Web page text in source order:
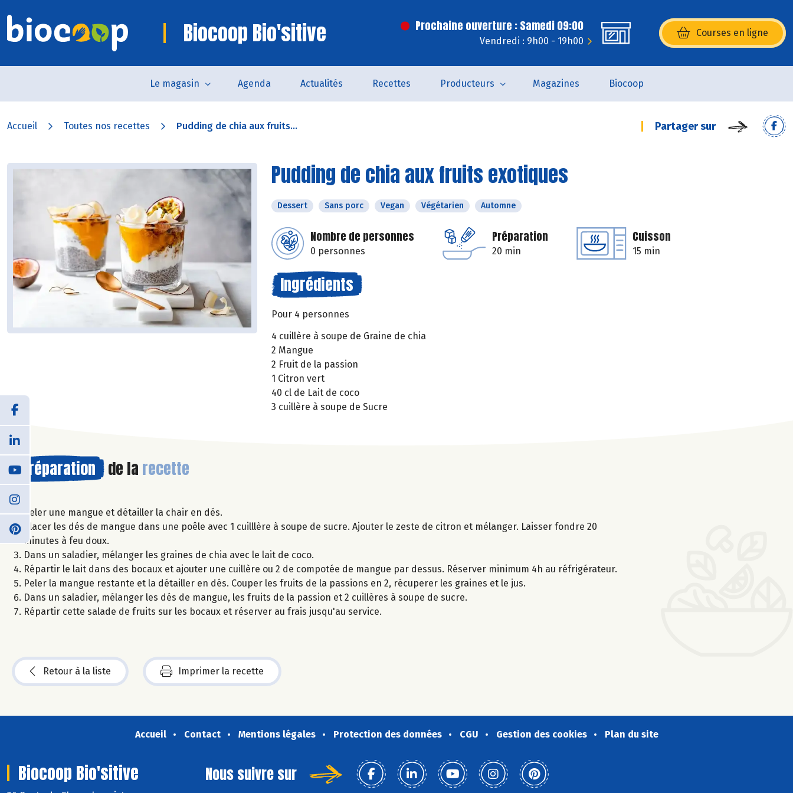
Biocoop Bio'sitive Prochaine ouverture : Samedi 09:00
Vendredi : 9h00 - 19h00
Courses en ligne
(s’ouvre dans une nouvelle
Le magasin Agenda Actualités Recettes Producteurs Magazines Biocoop
Accueil Toutes nos recettes Pudding de chia aux fruits... Partager sur
Pudding de chia aux fruits exotiques
Dessert Sans porc Vegan Végétarien Automne
Nombre de personnes
0 personnes
Préparation
20 min
Cuisson
15 min
Ingrédients
Pour 4 personnes
4 cuillère à soupe de Graine de chia
2 Mangue
2 Fruit de la passion
1 Citron vert
40 cl de Lait de coco
3 cuillère à soupe de Sucre
Préparation de la recette
Peler une mangue et détailler la chair en dés.
Placer les dés de mangue dans une poêle avec 1 cuilllère à soupe de sucre. Ajouter le zeste de citron et mélanger. Laisser fondre 20
minutes à feu doux.
Dans un saladier, mélanger les graines de chia avec le lait de coco.
Répartir le lait dans des bocaux et ajouter une cuillère ou 2 de compotée de mangue par dessus. Réserver minimum 4h au réfrigérateur.
Peler la mangue restante et la détailler en dés. Couper les fruits de la passions en 2, récuperer les graines et le jus.
Dans un saladier, mélanger les dés de mangue, les fruits de la passion et 2 cuillères à soupe de sucre.
Répartir cette salade de fruits sur les bocaux et réserver au frais jusqu'au service.
Retour à la liste Imprimer la recette
Accueil Contact Mentions légales Protection des données CGU Gestion des cookies Plan du site
Biocoop Bio'sitive Nous suivre sur